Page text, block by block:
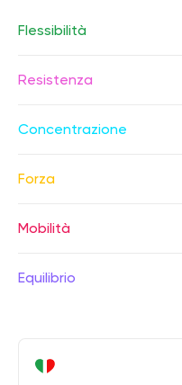
Flessibilità
Resistenza
Concentrazione
Forza
Mobilità
Equilibrio